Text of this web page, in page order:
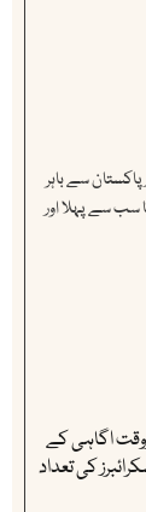
سے باہر
سب سے پہلا اور
اگاہی کے
کی تعداد